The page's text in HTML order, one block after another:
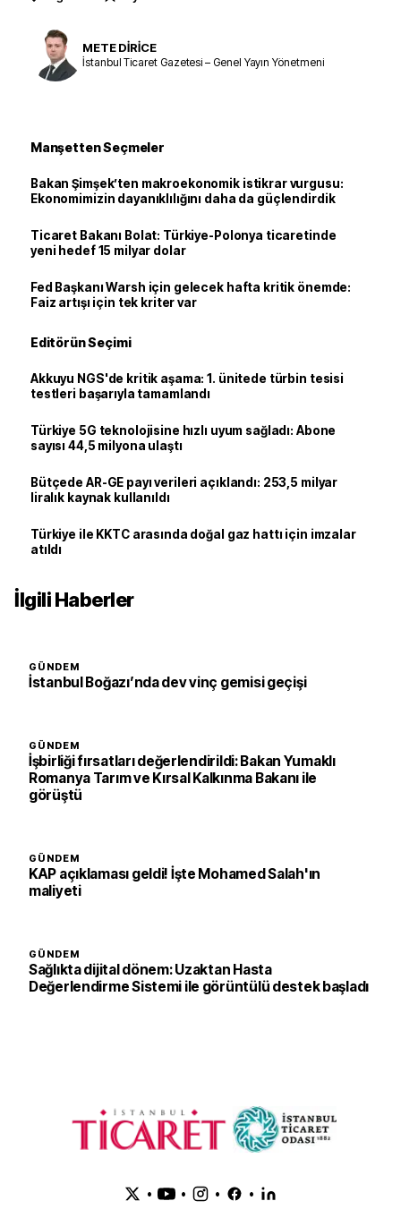
METE DİRİCE
İstanbul Ticaret Gazetesi – Genel Yayın Yönetmeni
Manşetten Seçmeler
Bakan Şimşek’ten makroekonomik istikrar vurgusu:
Ekonomimizin dayanıklılığını daha da güçlendirdik
Ticaret Bakanı Bolat: Türkiye-Polonya ticaretinde
yeni hedef 15 milyar dolar
Fed Başkanı Warsh için gelecek hafta kritik önemde:
Faiz artışı için tek kriter var
Editörün Seçimi
Akkuyu NGS'de kritik aşama: 1. ünitede türbin tesisi
testleri başarıyla tamamlandı
Türkiye 5G teknolojisine hızlı uyum sağladı: Abone
sayısı 44,5 milyona ulaştı
Bütçede AR-GE payı verileri açıklandı: 253,5 milyar
liralık kaynak kullanıldı
Türkiye ile KKTC arasında doğal gaz hattı için imzalar
atıldı
İlgili Haberler
GÜNDEM
İstanbul Boğazı’nda dev vinç gemisi geçişi
GÜNDEM
İşbirliği fırsatları değerlendirildi: Bakan Yumaklı
Romanya Tarım ve Kırsal Kalkınma Bakanı ile
görüştü
GÜNDEM
KAP açıklaması geldi! İşte Mohamed Salah'ın
maliyeti
GÜNDEM
Sağlıkta dijital dönem: Uzaktan Hasta
Değerlendirme Sistemi ile görüntülü destek başladı
• • • •